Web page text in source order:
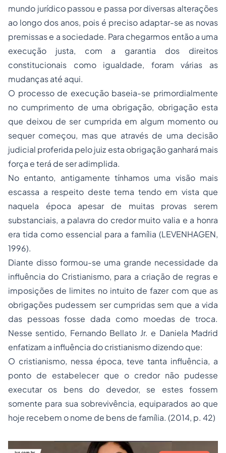
mundo jurídico passou e passa por diversas alterações
ao longo dos anos, pois é preciso adaptar-se as novas
premissas e a sociedade. Para chegarmos então a uma
execução justa, com a garantia dos direitos
constitucionais como igualdade, foram várias as
mudanças até aqui.
O processo de execução baseia-se primordialmente
no cumprimento de uma obrigação, obrigação esta
que deixou de ser cumprida em algum momento ou
sequer começou, mas que através de uma decisão
judicial proferida pelo juiz esta obrigação ganhará mais
força e terá de ser adimplida.
No entanto, antigamente tínhamos uma visão mais
escassa a respeito deste tema tendo em vista que
naquela época apesar de muitas provas serem
substanciais, a palavra do credor muito valia e a honra
era tida como essencial para a família (LEVENHAGEN,
1996).
Diante disso formou-se uma grande necessidade da
influência do Cristianismo, para a criação de regras e
imposições de limites no intuito de fazer com que as
obrigações pudessem ser cumpridas sem que a vida
das pessoas fosse dada como moedas de troca.
Nesse sentido, Fernando Bellato Jr. e Daniela Madrid
enfatizam a influência do cristianismo dizendo que:
O cristianismo, nessa época, teve tanta influência, a
ponto de estabelecer que o credor não pudesse
executar os bens do devedor, se estes fossem
somente para sua sobrevivência, equiparados ao que
hoje recebem o nome de bens de família. (2014, p. 42)